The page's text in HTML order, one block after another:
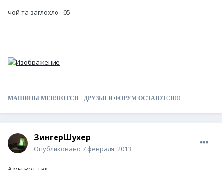
чой та заглохло - 05
МАШИНЫ МЕНЯЮТСЯ - ДРУЗЬЯ И ФОРУМ ОСТАЮТСЯ!!!
ЗингерШухер
Опубликовано 7 февраля, 2013